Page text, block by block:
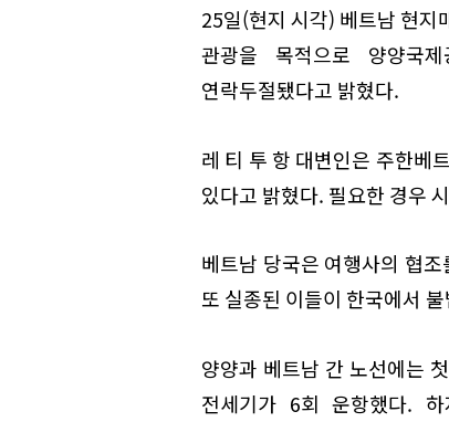
25일(현지 시각) 베트남 현지
관광을 목적으로 양양국
연락두절됐다고 밝혔다.
레 티 투 항 대변인은 주한베
있다고 밝혔다. 필요한 경우
베트남 당국은 여행사의 협
또 실종된 이들이 한국에서
양양과 베트남 간 노선에는
전세기가 6회 운항했다.